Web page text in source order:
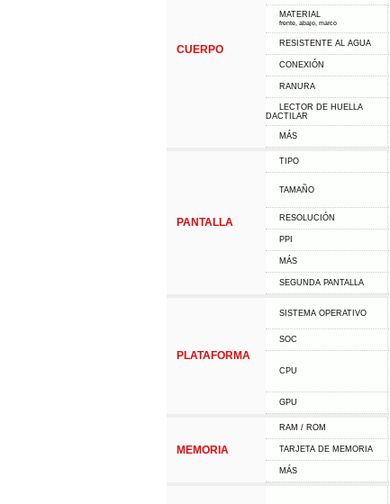
CUERPO
MATERIAL
frente, abajo, marco
RESISTENTE AL AGUA
CONEXIÓN
RANURA
LECTOR DE HUELLA
DACTILAR
MÁS
PANTALLA
TIPO
TAMAÑO
RESOLUCIÓN
PPI
MÁS
SEGUNDA PANTALLA
PLATAFORMA
SISTEMA OPERATIVO
SOC
CPU
GPU
MEMORIA
RAM / ROM
TARJETA DE MEMORIA
MÁS